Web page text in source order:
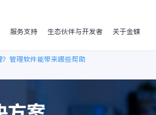
服务支持 生态伙伴与开发者 关于金蝶
管理软件能带来哪些帮助